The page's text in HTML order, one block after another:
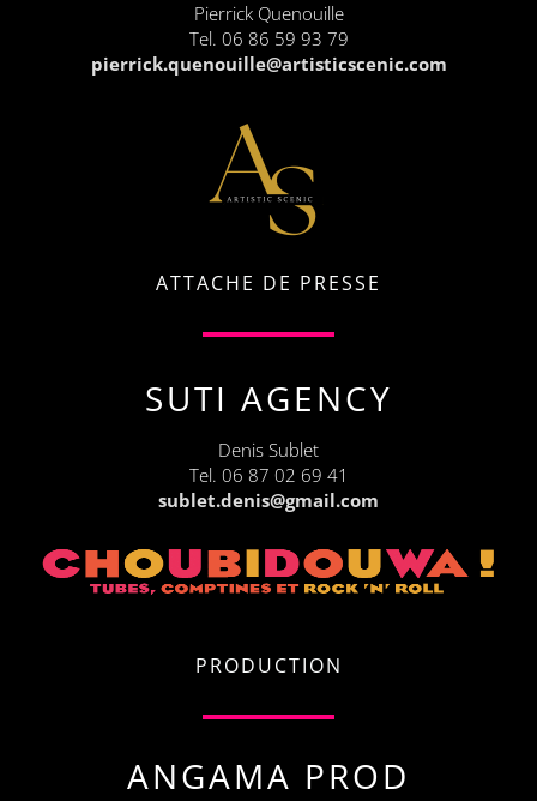
Pierrick Quenouille
Tel. 06 86 59 93 79
pierrick.quenouille@artisticscenic.com
ATTACHE DE PRESSE
SUTI AGENCY
Denis Sublet
Tel. 06 87 02 69 41
sublet.denis@gmail.com
PRODUCTION
ANGAMA PROD